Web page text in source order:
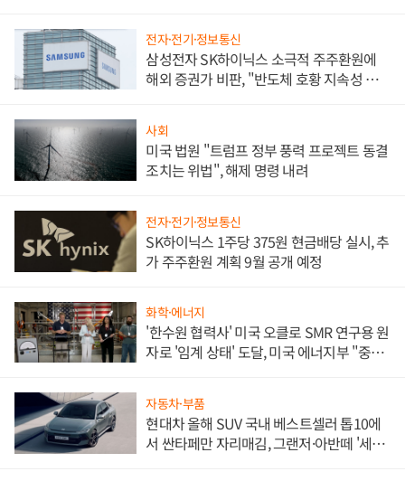
전자·전기·정보통신
삼성전자 SK하이닉스 소극적 주주환원에
해외 증권가 비판, "반도체 호황 지속성 의
사회
미국 법원 "트럼프 정부 풍력 프로젝트 동결
조치는 위법", 해제 명령 내려
전자·전기·정보통신
SK하이닉스 1주당 375원 현금배당 실시, 추
가 주주환원 계획 9월 공개 예정
화학·에너지
'한수원 협력사' 미국 오클로 SMR 연구용 원
자로 '임계 상태' 도달, 미국 에너지부 "중요
자동차·부품
현대차 올해 SUV 국내 베스트셀러 톱10에
서 싼타페만 자리매김, 그랜저·아반떼 '세단